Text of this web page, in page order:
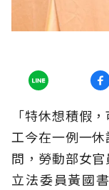
「特休想積假
工今在一例一
問，勞動部女
立法委員黃國